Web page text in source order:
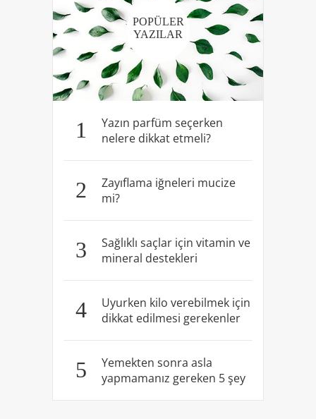
POPÜLER
YAZILAR
1
Yazın parfüm seçerken
nelere dikkat etmeli?
2
Zayıflama iğneleri mucize
mi?
3
Sağlıklı saçlar için vitamin ve
mineral destekleri
4
Uyurken kilo verebilmek için
dikkat edilmesi gerekenler
5
Yemekten sonra asla
yapmamanız gereken 5 şey